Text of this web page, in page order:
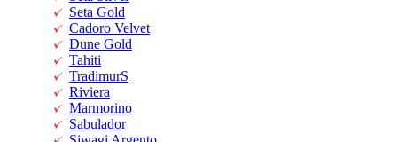
Seta Gold
Cadoro Velvet
Dune Gold
Tahiti
TradimurS
Riviera
Marmorino
Sabulador